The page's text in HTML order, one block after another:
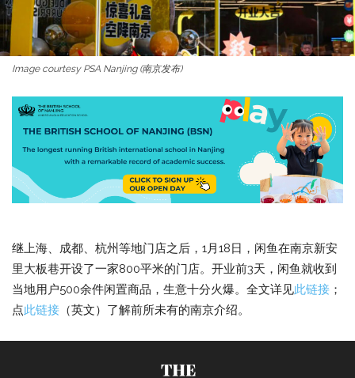
Image courtesy PSA Nanjing (南京发布)
继上海、成都、杭州等地门店之后，1月18日，闲鱼在南京新安
里大板巷开设了一家800平米的门店。开业前3天，闲鱼就收到
当地用户500余件闲置商品，生意十分火爆。全文详见此链接 ；
点此链接 （英文）了解前所未有的南京介绍。